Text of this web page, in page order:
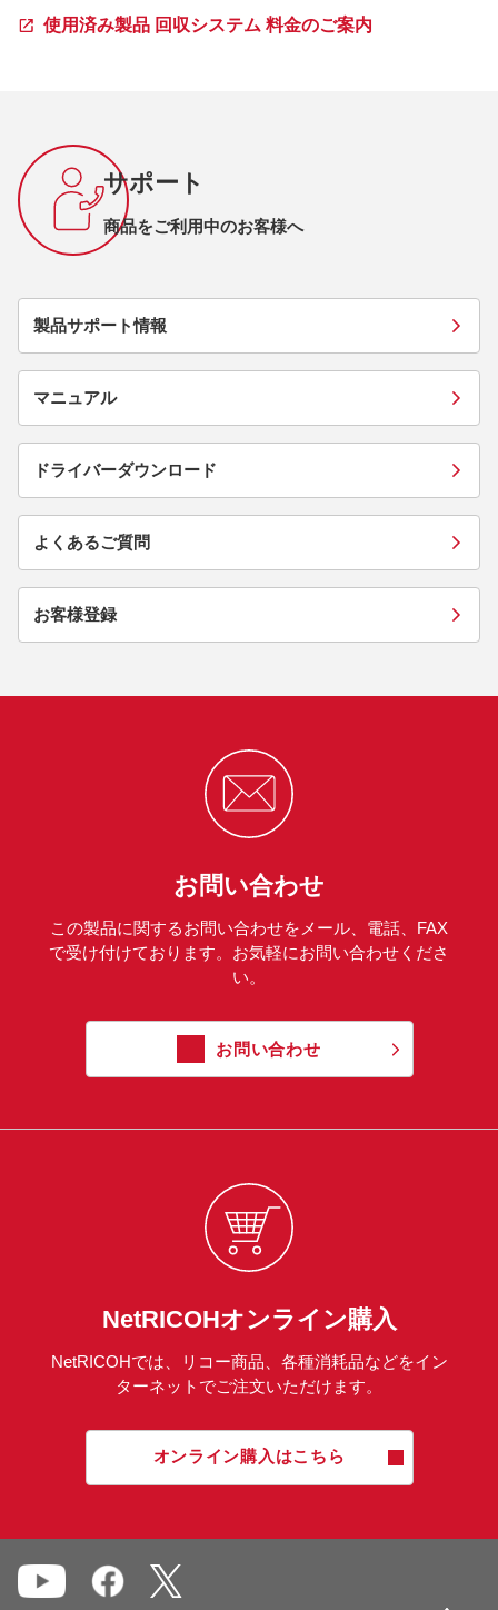
使用済み製品 回収システム 料金のご案内
サポート
商品をご利用中のお客様へ
製品サポート情報
マニュアル
ドライバーダウンロード
よくあるご質問
お客様登録
お問い合わせ
この製品に関するお問い合わせをメール、電話、FAX
で受け付けております。お気軽にお問い合わせくださ
い。
お問い合わせ
NetRICOHオンライン購入
NetRICOHでは、リコー商品、各種消耗品などをイン
ターネットでご注文いただけます。
オンライン購入はこちら